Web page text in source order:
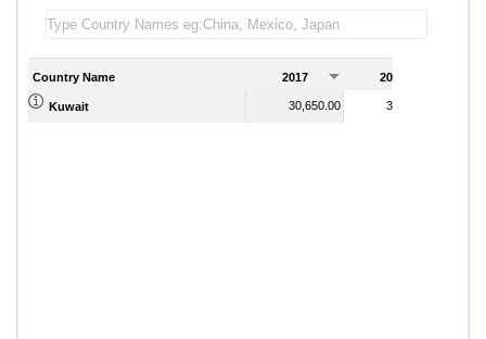
Country Name 2017 2018
Kuwait 30,650.00 32,340.00